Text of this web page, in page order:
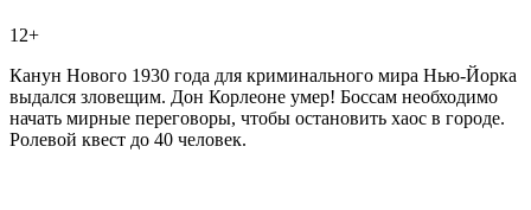
12+
Канун Нового 1930 года для криминального мира Нью-Йорка
выдался зловещим. Дон Корлеоне умер! Боссам необходимо
начать мирные переговоры, чтобы остановить хаос в городе.
Ролевой квест до 40 человек.